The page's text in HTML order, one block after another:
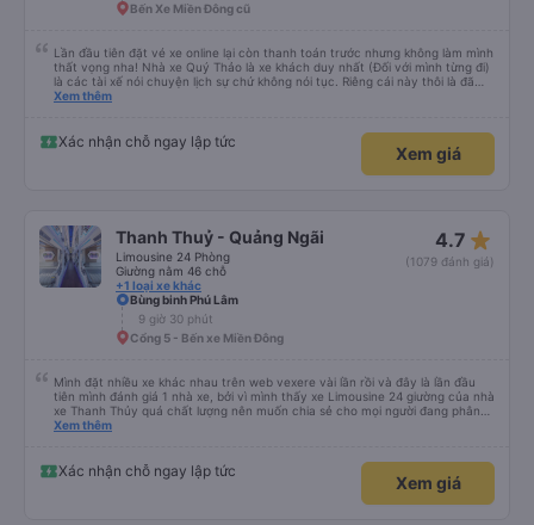
Bến Xe Miền Đông cũ
Lần đầu tiên đặt vé xe online lại còn thanh toán trước nhưng không làm mình
thất vọng nha! Nhà xe Quý Thảo là xe khách duy nhất (Đối với mình từng đi)
là các tài xế nói chuyện lịch sự chứ không nói tục. Riêng cái này thôi là đã
đánh giá 5 sao rồi. Chú tài xế còn uống pepsi rất dễ thương chứ không có
Xem thêm
Xác nhận chỗ ngay lập tức
Xem giá
Thanh Thuỷ - Quảng Ngãi
Limousine 24 Phòng
Giường nằm 46 chỗ
+1 loại xe khác
4.7 star_rate
(1079 đánh giá)
Bùng binh Phú Lâm
9 giờ 30 phút
Cổng 5 - Bến xe Miền Đông
Mình đặt nhiều xe khác nhau trên web vexere vài lần rồi và đây là lần đầu
tiên mình đánh giá 1 nhà xe, bởi vì mình thấy xe Limousine 24 giường của nhà
xe Thanh Thủy quá chất lượng nên muốn chia sẻ cho mọi người đang phân
vân có nên đi hay không. - Giá vé: 600k/giường/1người. - Giờ giấc: mình đặt
trung chuyển ra chỗ xe lớn, chỗ này là xe đúng giờ lắm, nên nếu đến trễ thì
phải tự bắt grab ra chỗ xe lớn (hình như ngã tư bình phước). - Xe trung
chuyển chở mình tới chỗ cây xăng trên QL13 để chờ xe lớn tới rước, mình
Xem thêm
Xác nhận chỗ ngay lập tức
Xem giá